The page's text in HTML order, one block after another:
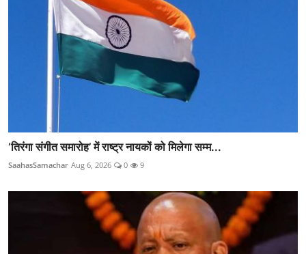
‘तिरंगा संगीत समारोह’ में राष्ट्र नायकों को मिलेगा सम्म...
SaahasSamachar Aug 6, 2026 0 9